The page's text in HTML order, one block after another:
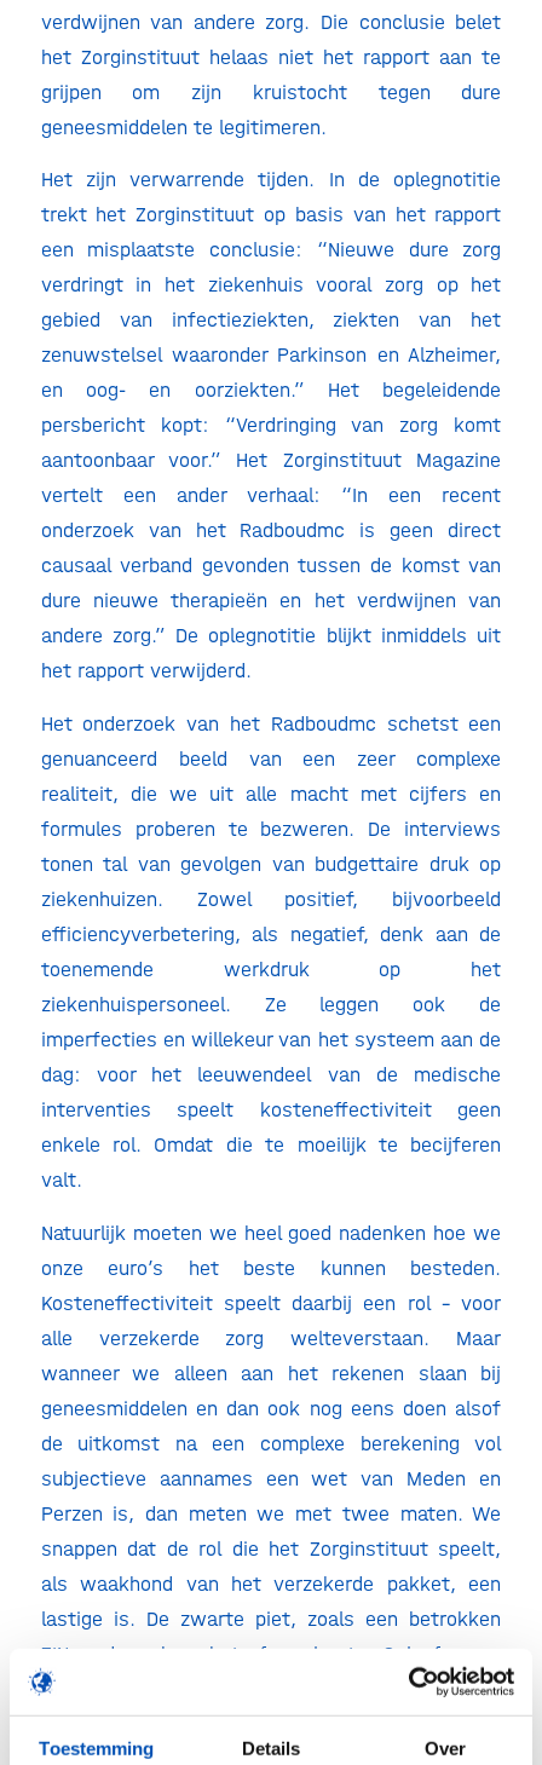
Toestemming Details Over
verdwijnen van andere zorg. Die conclusie belet
het Zorginstituut helaas niet het rapport aan te
grijpen om zijn kruistocht tegen dure
geneesmiddelen te legitimeren.
Het zijn verwarrende tijden. In de oplegnotitie
trekt het Zorginstituut op basis van het rapport
een misplaatste conclusie: “Nieuwe dure zorg
verdringt in het ziekenhuis vooral zorg op het
gebied van infectieziekten, ziekten van het
zenuwstelsel waaronder Parkinson en Alzheimer,
en oog- en oorziekten.” Het begeleidende
persbericht kopt: “Verdringing van zorg komt
aantoonbaar voor.” Het Zorginstituut Magazine
vertelt een ander verhaal: “In een recent
onderzoek van het Radboudmc is geen direct
causaal verband gevonden tussen de komst van
dure nieuwe therapieën en het verdwijnen van
andere zorg.” De oplegnotitie blijkt inmiddels uit
het rapport verwijderd.
Het onderzoek van het Radboudmc schetst een
genuanceerd beeld van een zeer complexe
realiteit, die we uit alle macht met cijfers en
formules proberen te bezweren. De interviews
tonen tal van gevolgen van budgettaire druk op
ziekenhuizen. Zowel positief, bijvoorbeeld
efficiencyverbetering, als negatief, denk aan de
toenemende werkdruk op het
ziekenhuispersoneel. Ze leggen ook de
imperfecties en willekeur van het systeem aan de
dag: voor het leeuwendeel van de medische
interventies speelt kosteneffectiviteit geen
enkele rol. Omdat die te moeilijk te becijferen
valt.
Natuurlijk moeten we heel goed nadenken hoe we
onze euro’s het beste kunnen besteden.
Kosteneffectiviteit speelt daarbij een rol – voor
alle verzekerde zorg welteverstaan. Maar
wanneer we alleen aan het rekenen slaan bij
geneesmiddelen en dan ook nog eens doen alsof
de uitkomst na een complexe berekening vol
subjectieve aannames een wet van Meden en
Perzen is, dan meten we met twee maten. We
snappen dat de rol die het Zorginstituut speelt,
als waakhond van het verzekerde pakket, een
lastige is. De zwarte piet, zoals een betrokken
ZIN-medewerker het formuleert. Geloof ons,
HollandBIO weet hoe het is om de zwarte piet te
krijgen.